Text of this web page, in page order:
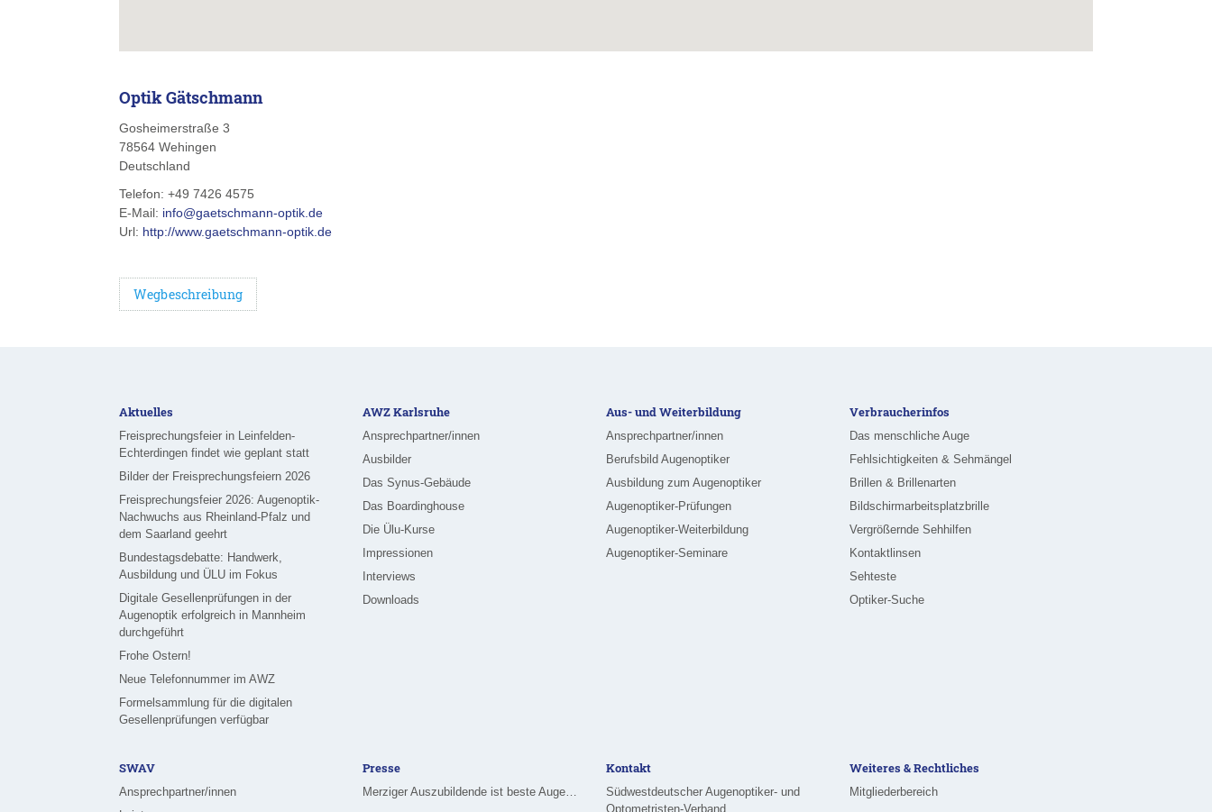
Optik Gätschmann
Gosheimerstraße 3
78564 Wehingen
Deutschland
Telefon: +49 7426 4575
E-Mail: info@gaetschmann-optik.de
Url: http://www.gaetschmann-optik.de
Wegbeschreibung
Aktuelles
Freisprechungsfeier in Leinfelden-
Echterdingen findet wie geplant statt
Bilder der Freisprechungsfeiern 2026
Freisprechungsfeier 2026: Augenoptik-
Nachwuchs aus Rheinland-Pfalz und
dem Saarland geehrt
Bundestagsdebatte: Handwerk,
Ausbildung und ÜLU im Fokus
Digitale Gesellenprüfungen in der
Augenoptik erfolgreich in Mannheim
durchgeführt
Frohe Ostern!
Neue Telefonnummer im AWZ
Formelsammlung für die digitalen
Gesellenprüfungen verfügbar
AWZ Karlsruhe
Ansprechpartner/innen
Ausbilder
Das Synus-Gebäude
Das Boardinghouse
Die Ülu-Kurse
Impressionen
Interviews
Downloads
Aus- und Weiterbildung
Ansprechpartner/innen
Berufsbild Augenoptiker
Ausbildung zum Augenoptiker
Augenoptiker-Prüfungen
Augenoptiker-Weiterbildung
Augenoptiker-Seminare
Verbraucherinfos
Das menschliche Auge
Fehlsichtigkeiten & Sehmängel
Brillen & Brillenarten
Bildschirmarbeitsplatzbrille
Vergrößernde Sehhilfen
Kontaktlinsen
Sehteste
Optiker-Suche
SWAV
Ansprechpartner/innen
Presse
Merziger Auszubildende ist beste Augenoptikerin im Saarland
Kontakt
Südwestdeutscher Augenoptiker- und
Optometristen-Verband
Weiteres & Rechtliches
Mitgliederbereich